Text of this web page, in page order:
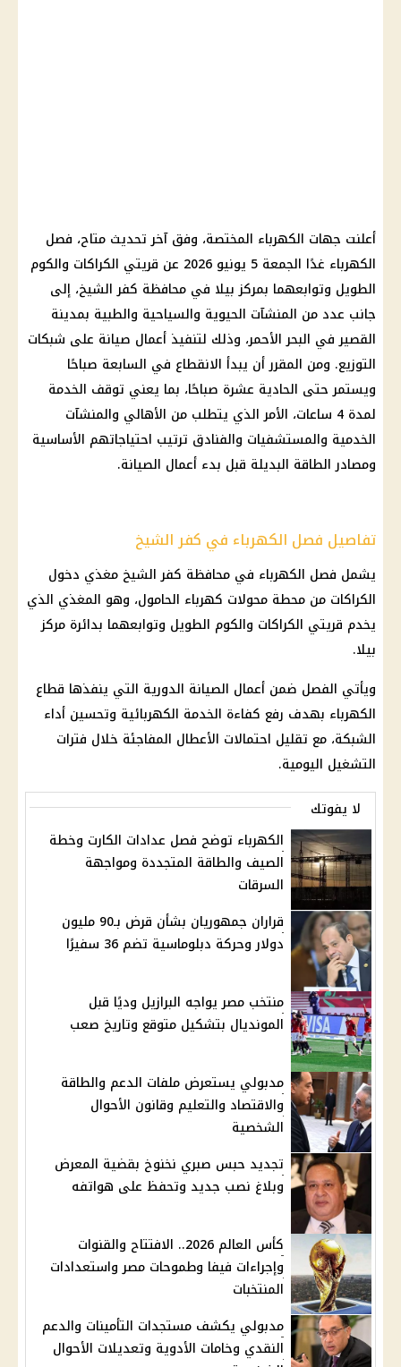
أعلنت جهات الكهرباء المختصة، وفق آخر تحديث متاح، فصل
الكهرباء غدًا الجمعة 5 يونيو 2026 عن قريتي الكراكات والكوم
الطويل وتوابعهما بمركز بيلا في محافظة كفر الشيخ، إلى
جانب عدد من المنشآت الحيوية والسياحية والطبية بمدينة
القصير في البحر الأحمر، وذلك لتنفيذ أعمال صيانة على شبكات
التوزيع. ومن المقرر أن يبدأ الانقطاع في السابعة صباحًا
ويستمر حتى الحادية عشرة صباحًا، بما يعني توقف الخدمة
لمدة 4 ساعات، الأمر الذي يتطلب من الأهالي والمنشآت
الخدمية والمستشفيات والفنادق ترتيب احتياجاتهم الأساسية
ومصادر الطاقة البديلة قبل بدء أعمال الصيانة.
تفاصيل فصل الكهرباء في كفر الشيخ
يشمل فصل الكهرباء في محافظة كفر الشيخ مغذي دخول
الكراكات من محطة محولات كهرباء الحامول، وهو المغذي الذي
يخدم قريتي الكراكات والكوم الطويل وتوابعهما بدائرة مركز
بيلا.
ويأتي الفصل ضمن أعمال الصيانة الدورية التي ينفذها قطاع
الكهرباء بهدف رفع كفاءة الخدمة الكهربائية وتحسين أداء
الشبكة، مع تقليل احتمالات الأعطال المفاجئة خلال فترات
التشغيل اليومية.
لا يفوتك
الكهرباء توضح فصل عدادات الكارت وخطة
الصيف والطاقة المتجددة ومواجهة
السرقات
قراران جمهوريان بشأن قرض بـ90 مليون
دولار وحركة دبلوماسية تضم 36 سفيرًا
منتخب مصر يواجه البرازيل وديًا قبل
المونديال بتشكيل متوقع وتاريخ صعب
مدبولي يستعرض ملفات الدعم والطاقة
والاقتصاد والتعليم وقانون الأحوال
الشخصية
تجديد حبس صبري نخنوخ بقضية المعرض
وبلاغ نصب جديد وتحفظ على هواتفه
كأس العالم 2026.. الافتتاح والقنوات
وإجراءات فيفا وطموحات مصر واستعدادات
المنتخبات
مدبولي يكشف مستجدات التأمينات والدعم
النقدي وخامات الأدوية وتعديلات الأحوال